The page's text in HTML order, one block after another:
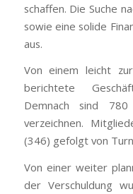
schaffen. Die Suche
sowie eine solide
aus.
Von einem leicht
berichtete
Demnach sind
verzeichnen.
(346) gefolgt von
Von einer weiter
der Verschuldung